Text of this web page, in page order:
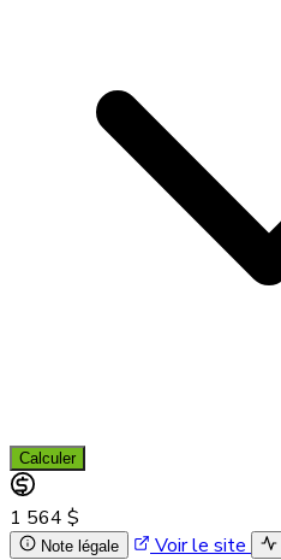
Calculer
1 564 $
Note légale Voir le site